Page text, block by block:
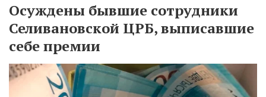
Осуждены бывшие сотрудники
Селивановской ЦРБ, выписавшие
себе премии